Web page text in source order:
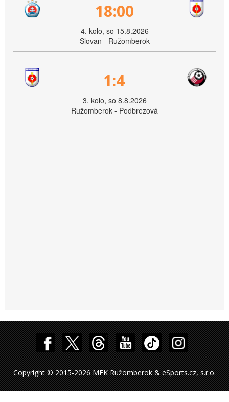
18:00
4. kolo, so 15.8.2026
Slovan - Ružomberok
1:4
3. kolo, so 8.8.2026
Ružomberok - Podbrezová
Copyright © 2015-2026 MFK Ružomberok & eSports.cz, s.r.o.